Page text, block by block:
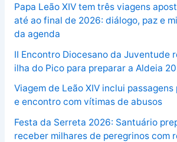
Papa Leão XIV tem três viagens
até ao final de 2026: diálogo, paz e
da agenda
II Encontro Diocesano da Juventude
ilha do Pico para preparar a Aldeia
Viagem de Leão XIV inclui
e encontro com vítimas de abusos
Festa da Serreta 2026: Santuário
receber milhares de peregrinos com